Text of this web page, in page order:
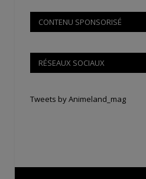
CONTENU SPONSORISÉ
RÉSEAUX SOCIAUX
Tweets by Animeland_mag